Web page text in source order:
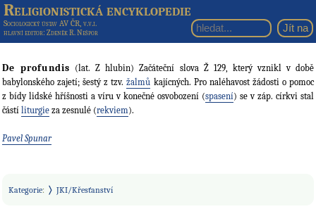
Religionistická encyklopedie
Sociologický ústav AV ČR, v.v.i.
hlavní editor: Zdeněk R. Nešpor
De profundis (lat. Z hlubin) Začáteční slova Ž 129, který vznikl v době
babylonského zajetí; šestý z tzv.žalmů kajícných. Pro naléhavost žádosti o pomoc
z bídy lidské hříšnosti a víru v konečné osvobození (spasení) se v záp. církvi stal
částí liturgie za zesnulé (rekviem).
Pavel Spunar
Kategorie: JKI/Křesťanství